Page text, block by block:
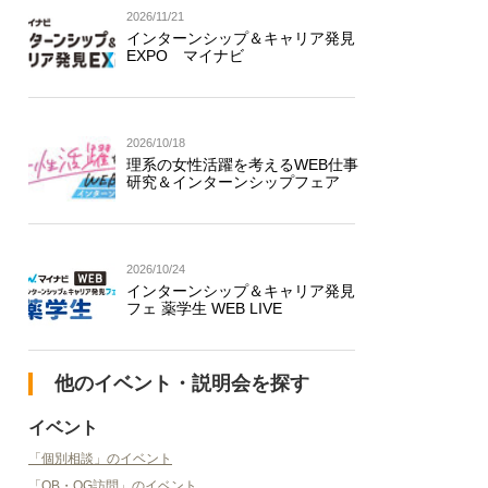
2026/11/21
インターンシップ＆キャリア発見
EXPO マイナビ
2026/10/18
理系の女性活躍を考えるWEB仕事
研究＆インターンシップフェア
2026/10/24
インターンシップ＆キャリア発見
フェ 薬学生 WEB LIVE
他のイベント・説明会を探す
イベント
「個別相談」のイベント